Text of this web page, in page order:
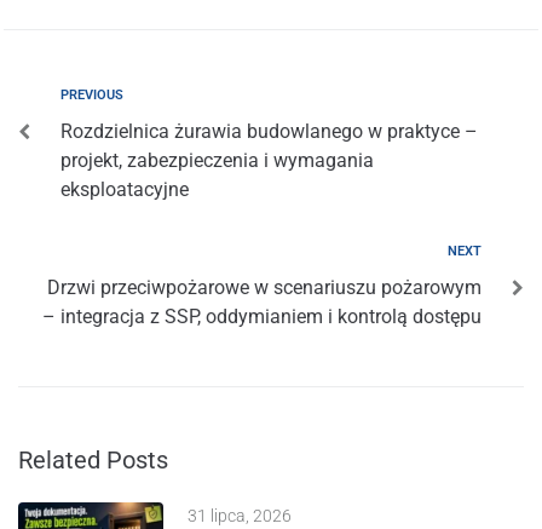
PREVIOUS
Rozdzielnica żurawia budowlanego w praktyce –
projekt, zabezpieczenia i wymagania
eksploatacyjne
NEXT
Drzwi przeciwpożarowe w scenariuszu pożarowym
– integracja z SSP, oddymianiem i kontrolą dostępu
Related Posts
31 lipca, 2026